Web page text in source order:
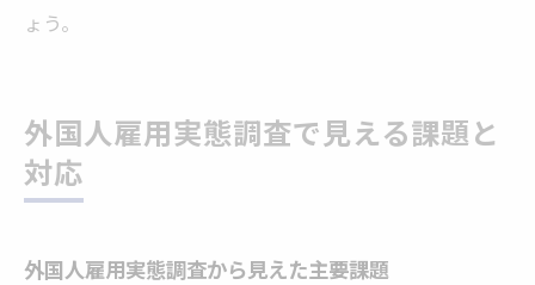
ょう。
外国人雇用実態調査で見える課題と
対応
外国人雇用実態調査から見えた主要課題